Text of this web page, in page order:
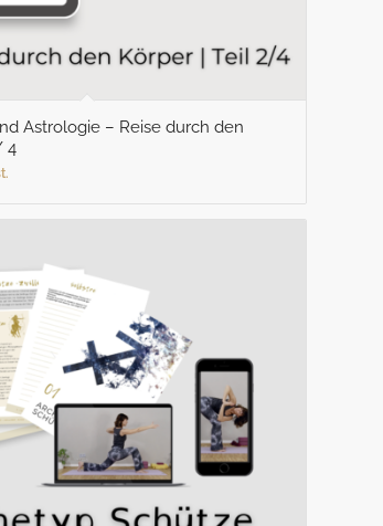
Astrologie – Reise durch den
4